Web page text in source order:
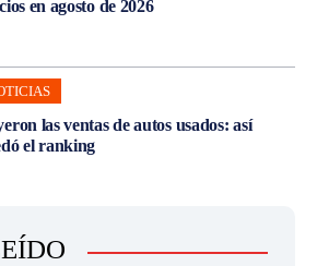
en agosto de 2026
las ventas de autos usados: así
el ranking